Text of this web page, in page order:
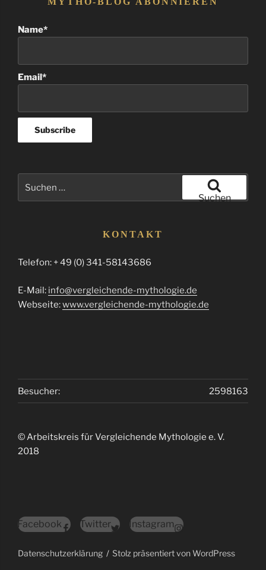
Name*
Email*
nach:
Suchen
KONTAKT
Telefon: + 49 (0) 341-58143686
E-Mail: info@vergleichende-mythologie.de
Webseite:www.vergleichende-mythologie.de
2598163
Besucher:
© Arbeitskreis für Vergleichende Mythologie e. V.
2018
Facebook Twitter Instagram
Datenschutzerklärung Stolz präsentiert von WordPress